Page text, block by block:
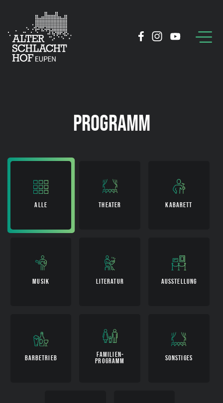
PROGRAMM
ALLE THEATER KABARETT
MUSIK LITERATUR AUSSTELLUNG
BARBETRIEB
FAMILIEN­
PROGRAMM
SONSTIGES